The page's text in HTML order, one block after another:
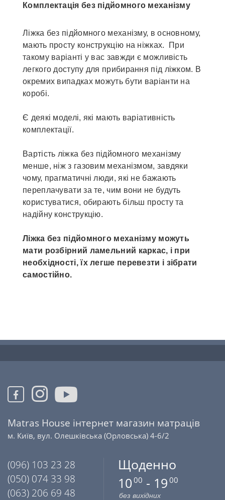
Комплектація без підйомного механізму
Ліжка без підйомного механізму, в основному,
мають просту конструкцію на ніжках. При
такому варіанті у вас завжди є можливість
легкого доступу для прибирання під ліжком. В
окремих випадках можуть бути варіанти на
коробі.
Є деякі моделі, які мають варіативність
комплектації.
Вартість ліжка без підйомного механізму
менше, ніж з газовим механізмом, завдяки
чому, прагматичні люди, які не бажають
переплачувати за те, чим вони не будуть
користуватися, обирають більш просту та
надійну конструкцію.
Ліжка без підйомного механізму можуть
мати розбірний ламельний каркас, і при
необхідності, їх легше перевезти і зібрати
самостійно.
Matras House інтернет магазин матраців
м. Київ, вул. Олешківська (Орловська) 4-6/2
(096) 103 23 28
(050) 074 33 98
(063) 206 69 48
Щоденно
10 00 - 19 00
без вихідних